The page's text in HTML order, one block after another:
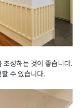
조성하는 것이 좋습니다.
수 있습니다.